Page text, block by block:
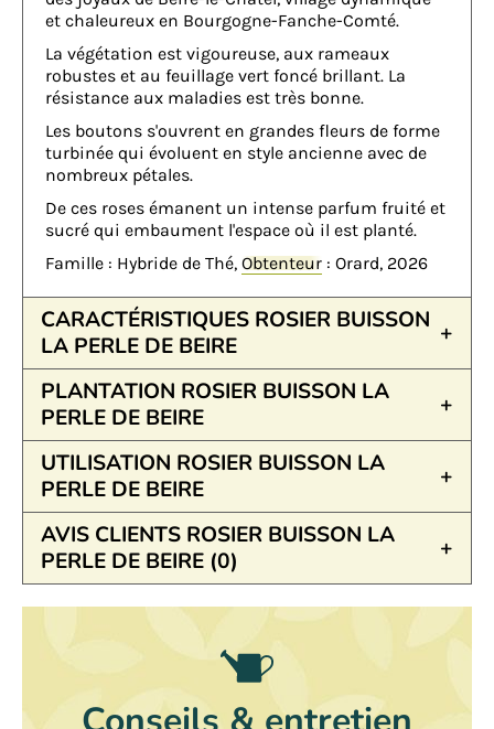
et chaleureux en Bourgogne-Fanche-Comté.
La végétation est vigoureuse, aux rameaux
robustes et au feuillage vert foncé brillant. La
résistance aux maladies est très bonne.
Les boutons s'ouvrent en grandes fleurs de forme
turbinée qui évoluent en style ancienne avec de
nombreux pétales.
De ces roses émanent un intense parfum fruité et
sucré qui embaument l'espace où il est planté.
Famille : Hybride de Thé, Obtenteur : Orard, 2026
CARACTÉRISTIQUES ROSIER BUISSON
LA PERLE DE BEIRE
PLANTATION ROSIER BUISSON LA
PERLE DE BEIRE
UTILISATION ROSIER BUISSON LA
PERLE DE BEIRE
AVIS CLIENTS ROSIER BUISSON LA
PERLE DE BEIRE (0)